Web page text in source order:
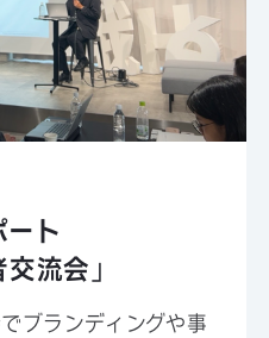
ト
流会」
ブランディングや事